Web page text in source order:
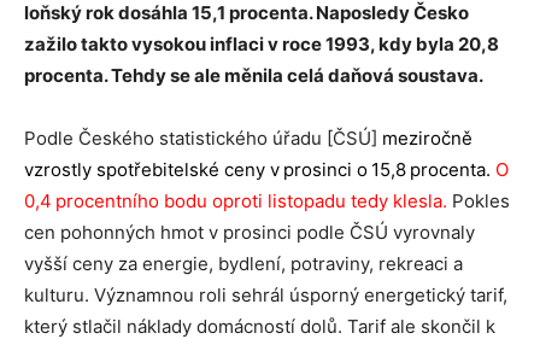
loňský rok dosáhla 15,1 procenta. Naposledy Česko
zažilo takto vysokou inflaci v roce 1993, kdy byla 20,8
procenta. Tehdy se ale měnila celá daňová soustava.
Podle Českého statistického úřadu [ČSÚ] meziročně
vzrostly spotřebitelské ceny v prosinci o 15,8 procenta. O
0,4 procentního bodu oproti listopadu tedy klesla. Pokles
cen pohonných hmot v prosinci podle ČSÚ vyrovnaly
vyšší ceny za energie, bydlení, potraviny, rekreaci a
kulturu. Významnou roli sehrál úsporný energetický tarif,
který stlačil náklady domácností dolů. Tarif ale skončil k